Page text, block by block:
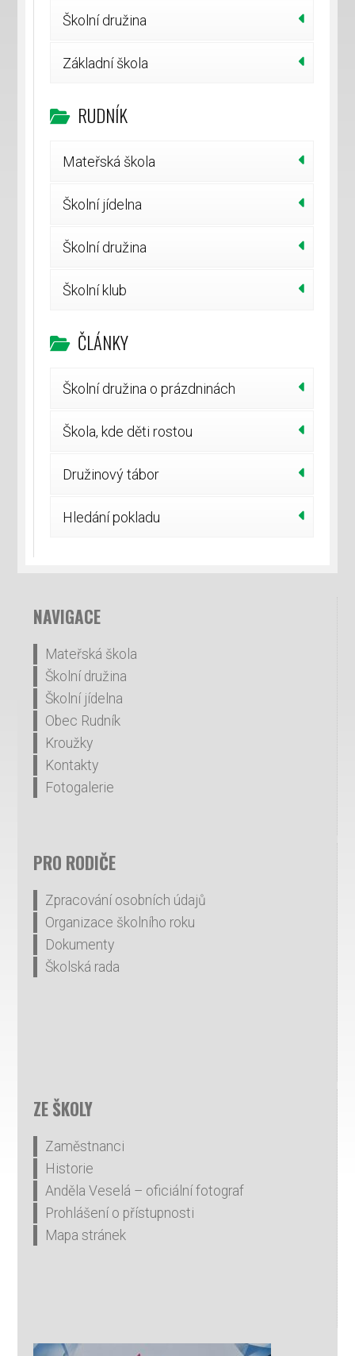
Školní družina
Základní škola
RUDNÍK
Mateřská škola
Školní jídelna
Školní družina
Školní klub
ČLÁNKY
Školní družina o prázdninách
Škola, kde děti rostou
Družinový tábor
Hledání pokladu
NAVIGACE
Mateřská škola
Školní družina
Školní jídelna
Obec Rudník
Kroužky
Kontakty
Fotogalerie
PRO RODIČE
Zpracování osobních údajů
Organizace školního roku
Dokumenty
Školská rada
ZE ŠKOLY
Zaměstnanci
Historie
Anděla Veselá – oficiální fotograf
Prohlášení o přístupnosti
Mapa stránek